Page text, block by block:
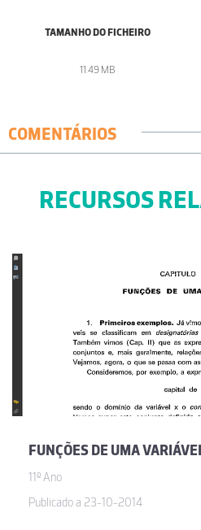
TAMANHO DO FICHEIRO
11.49 MB
COMENTÁRIOS
RECURSOS
11º Ano
Publicado a 23-10-2014